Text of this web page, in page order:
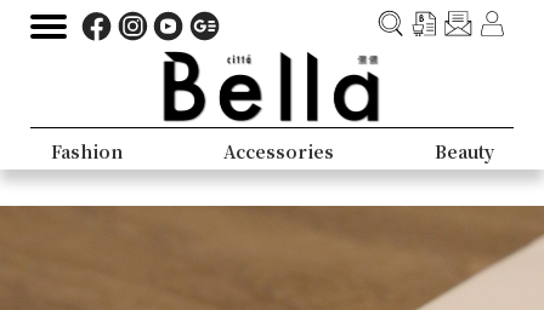
Fashion Accessories Beauty